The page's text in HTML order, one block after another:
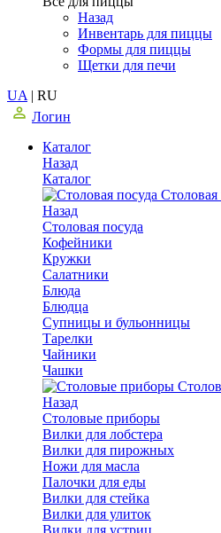
Назад
Инвентарь для пиццы
Формы для пиццы
Щетки для печи
UA | RU
Логин
Каталог
Назад
Каталог
Столовая
Назад
Столовая посуда
Кофейники
Кружки
Салатники
Блюда
Блюдца
Супницы и бульонницы
Тарелки
Чайники
Чашки
Назад
Cтоловые приборы
Вилки для лобстера
Вилки для пирожных
Ножи для масла
Палочки для еды
Вилки для стейка
Вилки для улиток
Вилки для устриц